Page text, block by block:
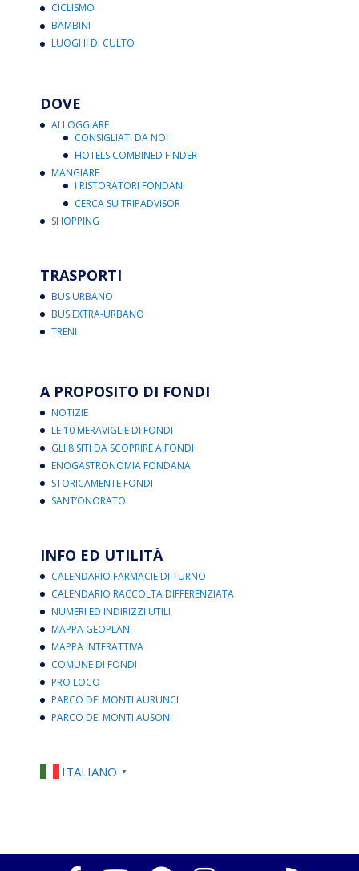
CICLISMO
BAMBINI
LUOGHI DI CULTO
DOVE
ALLOGGIARE
CONSIGLIATI DA NOI
HOTELS COMBINED FINDER
MANGIARE
I RISTORATORI FONDANI
CERCA SU TRIPADVISOR
SHOPPING
TRASPORTI
BUS URBANO
BUS EXTRA-URBANO
TRENI
A PROPOSITO DI FONDI
NOTIZIE
LE 10 MERAVIGLIE DI FONDI
GLI 8 SITI DA SCOPRIRE A FONDI
ENOGASTRONOMIA FONDANA
STORICAMENTE FONDI
SANT’ONORATO
INFO ED UTILITÀ
CALENDARIO FARMACIE DI TURNO
CALENDARIO RACCOLTA DIFFERENZIATA
NUMERI ED INDIRIZZI UTILI
MAPPA GEOPLAN
MAPPA INTERATTIVA
COMUNE DI FONDI
PRO LOCO
PARCO DEI MONTI AURUNCI
PARCO DEI MONTI AUSONI
ITALIANO ▼